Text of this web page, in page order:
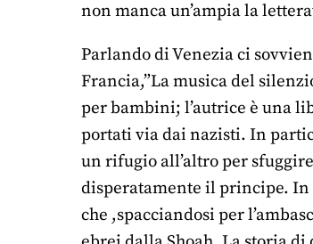
non manca un’ampia la
Parlando di Venezia ci
Francia,”La musica del
per bambini; l’autrice è una
portati via dai nazisti. In
un rifugio all’altro per
disperatamente il principe. In
che ,spacciandosi per